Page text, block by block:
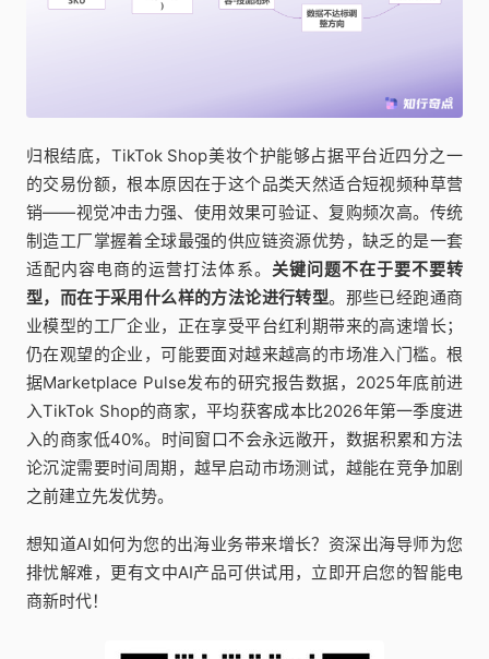
归根结底，TikTok Shop美妆个护能够占据平台近四分之一
的交易份额，根本原因在于这个品类天然适合短视频种草营
销——视觉冲击力强、使用效果可验证、复购频次高。传统
制造工厂掌握着全球最强的供应链资源优势，缺乏的是一套
适配内容电商的运营打法体系。 关键问题不在于要不要转
型，而在于采用什么样的方法论进行转型。那些已经跑通商
业模型的工厂企业，正在享受平台红利期带来的高速增长；
仍在观望的企业，可能要面对越来越高的市场准入门槛。根
据Marketplace Pulse发布的研究报告数据，2025年底前进
入TikTok Shop的商家，平均获客成本比2026年第一季度进
入的商家低40%。时间窗口不会永远敞开，数据积累和方法
论沉淀需要时间周期，越早启动市场测试，越能在竞争加剧
之前建立先发优势。
想知道AI如何为您的出海业务带来增长？资深出海导师为您
排忧解难，更有文中AI产品可供试用，立即开启您的智能电
商新时代！